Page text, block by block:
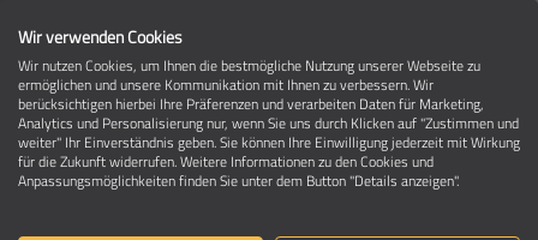
Umzug in 47809 Krefeld-Linn
Ein Umzug ist Vertrauenssache
Wir verwenden Cookies
Wir nutzen Cookies, um Ihnen die bestmögliche Nutzung unserer Webseite zu
ermöglichen und unsere Kommunikation mit Ihnen zu verbessern. Wir
berücksichtigen hierbei Ihre Präferenzen und verarbeiten Daten für Marketing,
Analytics und Personalisierung nur, wenn Sie uns durch Klicken auf "Zustimmen und
weiter" Ihr Einverständnis geben. Sie können Ihre Einwilligung jederzeit mit Wirkung
für die Zukunft widerrufen. Weitere Informationen zu den Cookies und
Anpassungsmöglichkeiten finden Sie unter dem Button "Details anzeigen".